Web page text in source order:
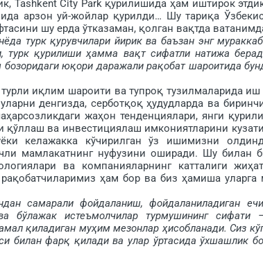
Tashkent City Park қурилишида ҳам иштирок
арзон уй-жойлар қурилди… Шу та­риқа
шу ерда ўтказаман, қолган вақтда
турк қурув­чилари йирик ва баъзан энг
турк қурилиши ҳамма вақт сифатли натижа
юқори даражали рақобат шароитида
иқлим шароити ва тупроқ тузилмаларида иш
денгиз­да, серботқоқ ҳудудларда ва
жаҳон тенденциялари, янги
қўллаш ва инвестициялаш имкониятларини
келажакка кўчирилган ўз ишимизни
мамлакатнинг нуфузини оширади. Шу билан
ва компанияларнинг катталиги
ҳам бор ва биз ҳамиша
самарали фойдаланиш, фойдаланиладиган
бўлажак истеъмолчилар турмушининг
қиладиган муҳим мезонлар ҳисобланади. Сиз
билан фарқ қилади ва улар ўртасида ўхшашлик